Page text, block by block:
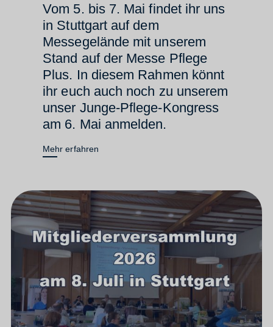
Vom 5. bis 7. Mai findet ihr uns
in Stuttgart auf dem
Messegelände mit unserem
Stand auf der Messe Pflege
Plus. In diesem Rahmen könnt
ihr euch auch noch zu unserem
unser Junge-Pflege-Kongress
am 6. Mai anmelden.
Mehr erfahren